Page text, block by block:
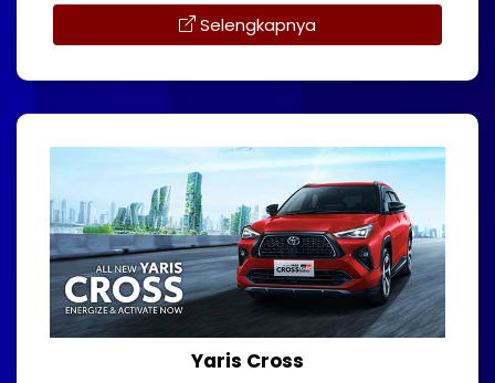
Selengkapnya
Yaris Cross